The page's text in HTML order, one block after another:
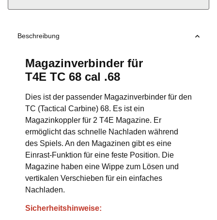
Beschreibung
Magazinverbinder für
T4E TC 68 cal .68
Dies ist der passender Magazinverbinder für den
TC (Tactical Carbine) 68. Es ist ein
Magazinkoppler für 2 T4E Magazine. Er
ermöglicht das schnelle Nachladen während
des Spiels. An den Magazinen gibt es eine
Einrast-Funktion für eine feste Position. Die
Magazine haben eine Wippe zum Lösen und
vertikalen Verschieben für ein einfaches
Nachladen.
Sicherheitshinweise: